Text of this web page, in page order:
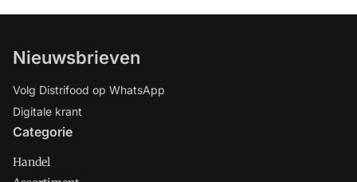
Nieuwsbrieven
Volg Distrifood op WhatsApp
Digitale krant
Categorie
Handel